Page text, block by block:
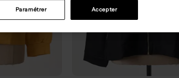
Accepter
Paramétrer